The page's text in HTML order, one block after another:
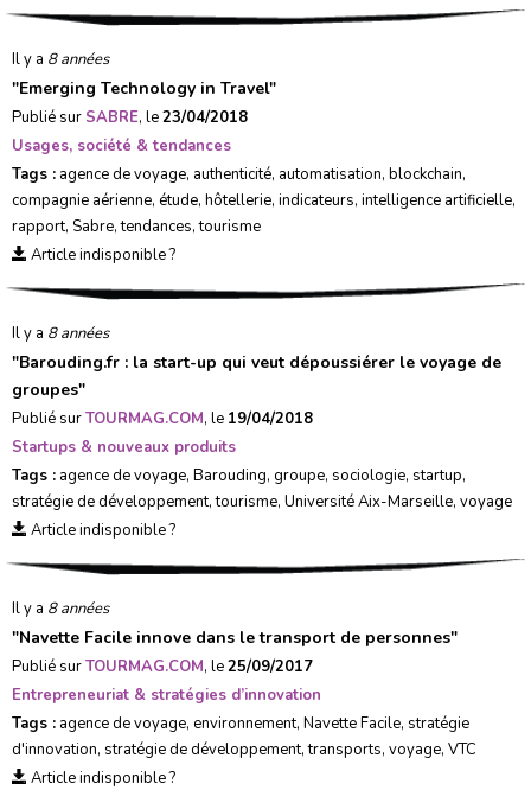
Il y a 8 années
"Emerging Technology in Travel"
Publié sur SABRE, le23/04/2018
Usages, société & tendances
Tags : agence de voyage, authenticité, automatisation, blockchain,
compagnie aérienne, étude, hôtellerie, indicateurs, intelligence artificielle,
rapport, Sabre,tendances,tourisme
Article indisponible ?
Il y a 8 années
"Barouding.fr : la start-up qui veut dépoussiérer le voyage de
groupes"
Publié surTOURMAG.COM, le 19/04/2018
Startups & nouveaux produits
Tags : agence de voyage, Barouding, groupe, sociologie, startup,
stratégie de développement,tourisme, Université Aix-Marseille, voyage
Article indisponible ?
Il y a 8 années
"Navette Facile innove dans le transport de personnes"
Publié surTOURMAG.COM, le25/09/2017
Entrepreneuriat & stratégies d’innovation
Tags : agence de voyage, environnement, Navette Facile, stratégie
d'innovation, stratégie de développement,transports, voyage, VTC
Article indisponible ?